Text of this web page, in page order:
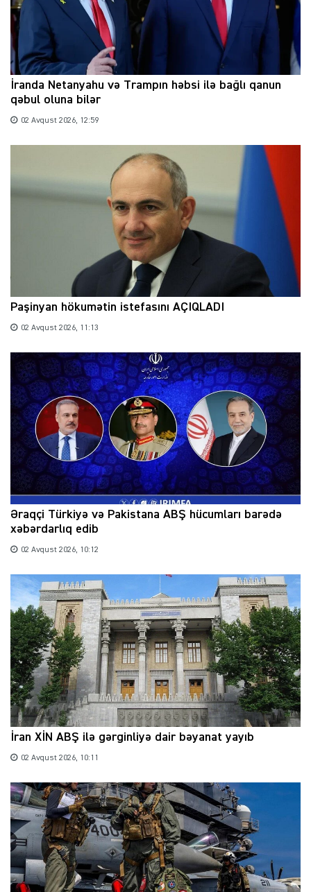
İranda Netanyahu və Trampın həbsi ilə bağlı qanun
qəbul oluna bilər
02 Avqust 2026, 12:59
Paşinyan hökumətin istefasını AÇIQLADI
02 Avqust 2026, 11:13
Əraqçi Türkiyə və Pakistana ABŞ hücumları barədə
xəbərdarlıq edib
02 Avqust 2026, 10:12
İran XİN ABŞ ilə gərginliyə dair bəyanat yayıb
02 Avqust 2026, 10:11